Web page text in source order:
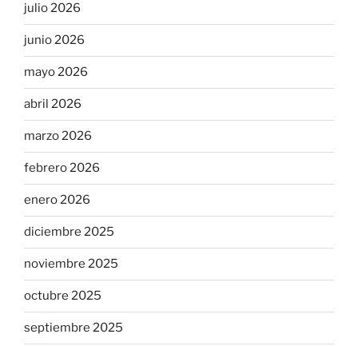
julio 2026
junio 2026
mayo 2026
abril 2026
marzo 2026
febrero 2026
enero 2026
diciembre 2025
noviembre 2025
octubre 2025
septiembre 2025